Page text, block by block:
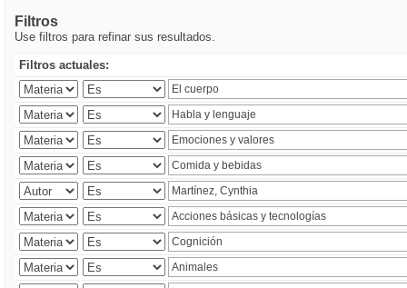
Filtros
Use filtros para refinar sus resultados.
Filtros actuales: